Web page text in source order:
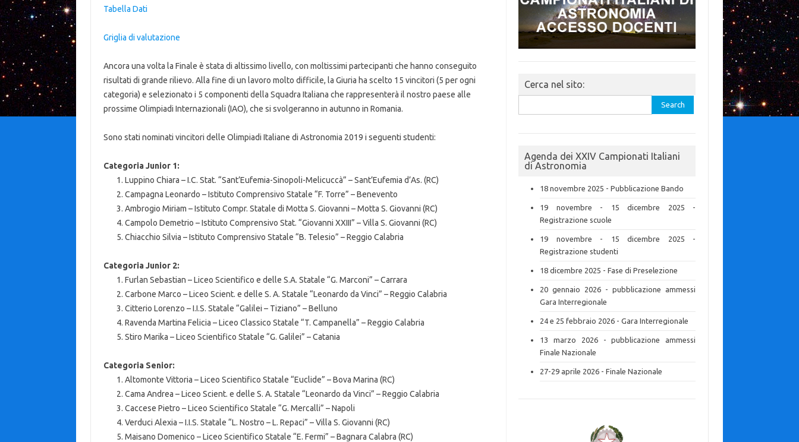
Tabella Dati
Griglia di valutazione
Ancora una volta la Finale è stata di altissimo livello, con moltissimi partecipanti che hanno conseguito
risultati di grande rilievo. Alla fine di un lavoro molto difficile, la Giuria ha scelto 15 vincitori (5 per ogni
categoria) e selezionato i 5 componenti della Squadra Italiana che rappresenterà il nostro paese alle
prossime Olimpiadi Internazionali (IAO), che si svolgeranno in autunno in Romania.
Sono stati nominati vincitori delle Olimpiadi Italiane di Astronomia 2019 i seguenti studenti:
Categoria Junior 1:
Luppino Chiara – I.C. Stat. “Sant’Eufemia-Sinopoli-Melicuccà” – Sant’Eufemia d’As. (RC)
Campagna Leonardo – Istituto Comprensivo Statale “F. Torre” – Benevento
Ambrogio Miriam – Istituto Compr. Statale di Motta S. Giovanni – Motta S. Giovanni (RC)
Campolo Demetrio – Istituto Comprensivo Stat. “Giovanni XXIII” – Villa S. Giovanni (RC)
Chiacchio Silvia – Istituto Comprensivo Statale “B. Telesio” – Reggio Calabria
Categoria Junior 2:
Furlan Sebastian – Liceo Scientifico e delle S.A. Statale “G. Marconi” – Carrara
Carbone Marco – Liceo Scient. e delle S. A. Statale “Leonardo da Vinci” – Reggio Calabria
Citterio Lorenzo – I.I.S. Statale “Galilei – Tiziano” – Belluno
Ravenda Martina Felicia – Liceo Classico Statale “T. Campanella” – Reggio Calabria
Stiro Marika – Liceo Scientifico Statale “G. Galilei” – Catania
Categoria Senior:
Altomonte Vittoria – Liceo Scientifico Statale “Euclide” – Bova Marina (RC)
Cama Andrea – Liceo Scient. e delle S. A. Statale “Leonardo da Vinci” – Reggio Calabria
Caccese Pietro – Liceo Scientifico Statale “G. Mercalli” – Napoli
Verduci Alexia – I.I.S. Statale “L. Nostro – L. Repaci” – Villa S. Giovanni (RC)
Maisano Domenico – Liceo Scientifico Statale “E. Fermi” – Bagnara Calabra (RC)
Cerca nel sito:
for:
Agenda dei XXIV Campionati Italiani
di Astronomia
18 novembre 2025 - Pubblicazione Bando
19 novembre - 15 dicembre 2025 -
Registrazione scuole
19 novembre - 15 dicembre 2025 -
Registrazione studenti
18 dicembre 2025 - Fase di Preselezione
20 gennaio 2026 - pubblicazione ammessi
Gara Interregionale
24 e 25 febbraio 2026 - Gara Interregionale
13 marzo 2026 - pubblicazione ammessi
Finale Nazionale
27-29 aprile 2026 - Finale Nazionale